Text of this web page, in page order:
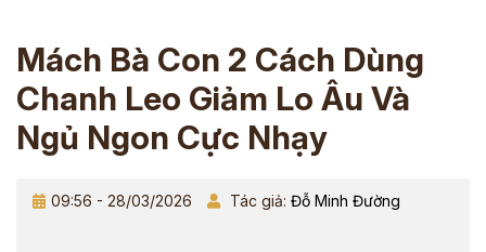
Mách Bà Con 2 Cách Dùng
Chanh Leo Giảm Lo Âu Và
Ngủ Ngon Cực Nhạy
09:56 - 28/03/2026 Tác giả: Đỗ Minh Đường